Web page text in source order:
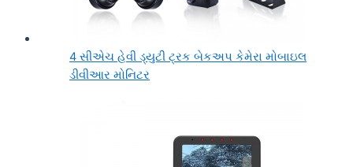
4 સીએચ હેવી ડ્યુટી ટ્રક બેકઅપ કેમેરા મોબાઇલ
ડીવીઆર મોનિટર